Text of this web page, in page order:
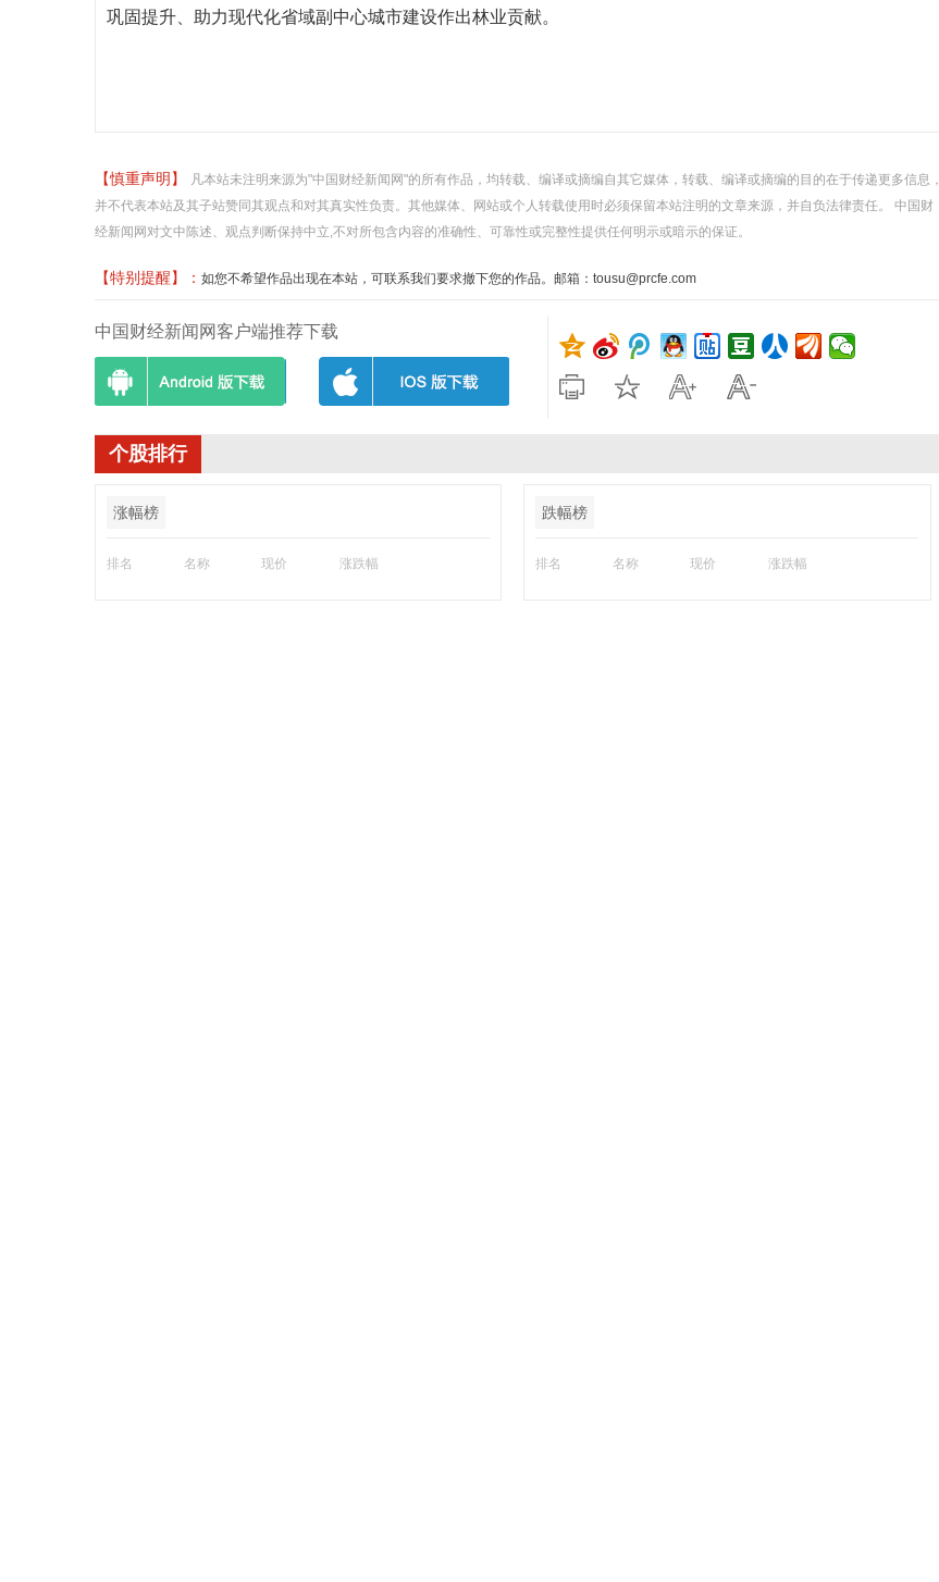
巩固提升、助力现代化省域副中心城市建设作出林业贡献。
【慎重声明】
凡本站未注明来源为"中国财经新闻网"的所有作品，均转载、编译或摘编自其它媒体，转载、编译或摘编的目的在于传递更多信息，
并不代表本站及其子站赞同其观点和对其真实性负责。其他媒体、网站或个人转载使用时必须保留本站注明的文章来源，并自负法律责任。 中国财
经新闻网对文中陈述、观点判断保持中立,不对所包含内容的准确性、可靠性或完整性提供任何明示或暗示的保证。
【特别提醒】： 如您不希望作品出现在本站，可联系我们要求撤下您的作品。邮箱：tousu@prcfe.com
中国财经新闻网客户端推荐下载
个股排行
涨幅榜
排名 名称 现价 涨跌幅
跌幅榜
排名 名称 现价 涨跌幅